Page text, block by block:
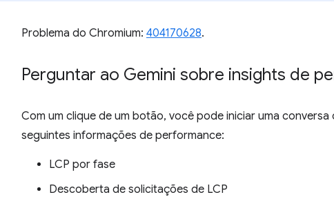
Problema do Chromium: 404170628.
Perguntar ao Gemini sobre insights de
Com um clique de um botão, você pode iniciar uma
seguintes informações de performance:
LCP por fase
Descoberta de solicitações de LCP